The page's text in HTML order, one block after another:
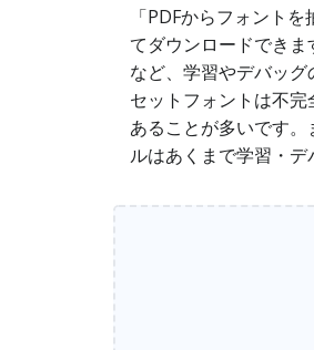
「PDFからフォント
てダウンロードでき
など、学習やデバッ
セットフォントは不
あることが多いです
ルはあくまで学習・デ